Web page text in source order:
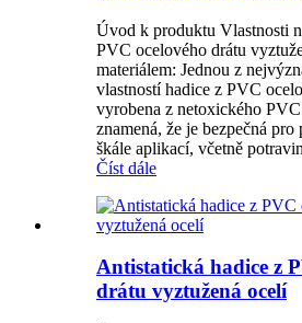
Úvod k produktu Vlastnosti
PVC ocelového drátu
materiálem: Jednou z
vlastností hadice z PVC
vyrobena z netoxického
znamená, že je bezpečná
škále aplikací, včetně
Číst dále
Antistatická hadice z
drátu vyztužená ocelí